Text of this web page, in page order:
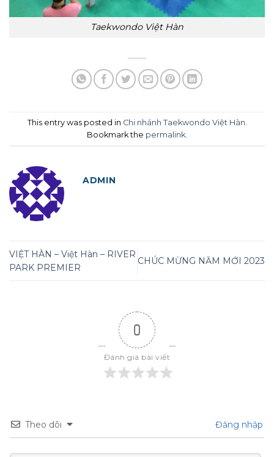
Taekwondo Việt Hàn
This entry was posted in Chi nhánh Taekwondo Việt Hàn
Bookmark the permalink
ADMIN
VIỆT HÀN – Việt Hàn – RIVER
PARK PREMIER
CHÚC MỪNG NĂM MỚI 2023
0
Đánh giá bài viết
Theo dõi Đăng nhập